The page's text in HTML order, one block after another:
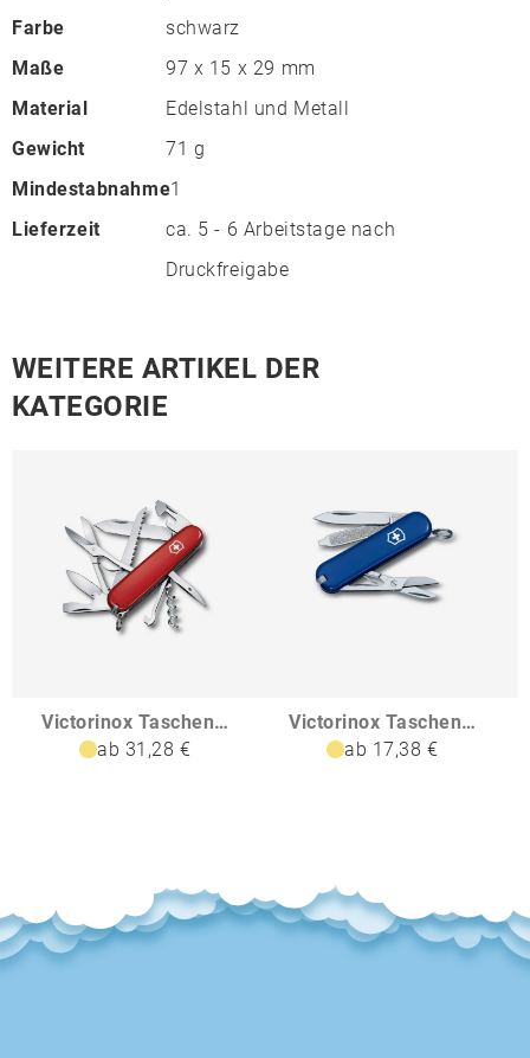
Farbe
schwarz
Maße
97 x 15 x 29 mm
Material
Edelstahl und Metall
Gewicht
71 g
Mindestabnahme1
Lieferzeit
ca. 5 - 6 Arbeitstage nach
Druckfreigabe
WEITERE ARTIKEL DER
KATEGORIE
Victorinox Taschenmesser Huntsman
ab 31,28 €
Victorinox Taschenmesser Classic SD Colors
ab 17,38 €